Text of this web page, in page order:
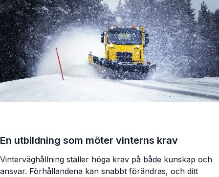
En utbildning som möter vinterns krav
Vinterväghållning ställer höga krav på både kunskap och
ansvar. Förhållandena kan snabbt förändras, och ditt